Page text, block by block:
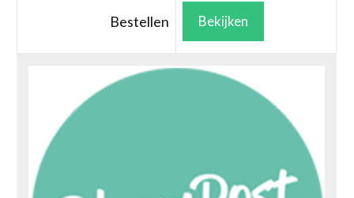
Bestellen Bekijken